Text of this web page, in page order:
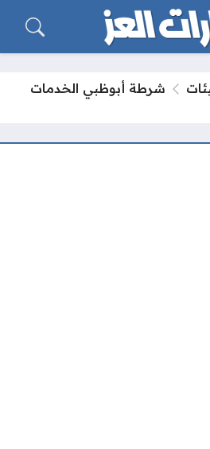
شرطة أبوظبي الخدمات